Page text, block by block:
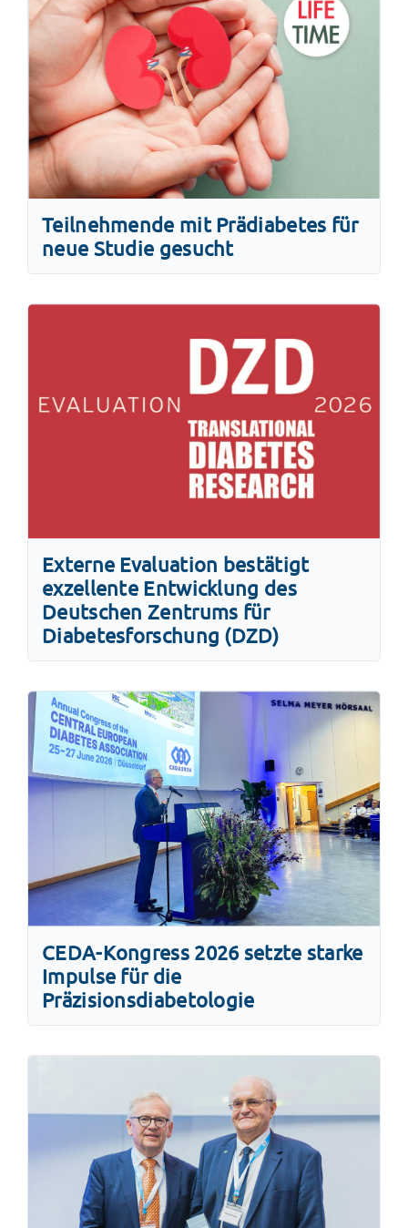
Teilnehmende mit Prädiabetes für
neue Studie gesucht
Externe Evaluation bestätigt
exzellente Entwicklung des
Deutschen Zentrums für
Diabetesforschung (DZD)
CEDA-Kongress 2026 setzte starke
Impulse für die
Präzisionsdiabetologie